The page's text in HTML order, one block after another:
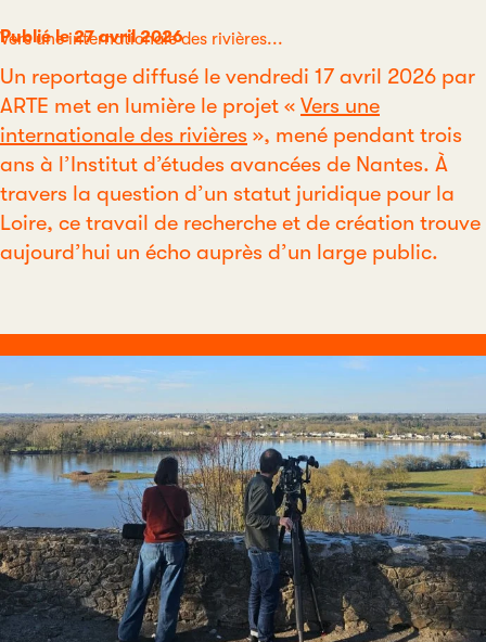
Publié le 27 avril 2026
Catégorie
Vers une internationale des rivières...
Un reportage diffusé le vendredi 17 avril 2026 par
ARTE met en lumière le projet « Vers une
internationale des rivières », mené pendant trois
ans à l’Institut d’études avancées de Nantes. À
travers la question d’un statut juridique pour la
Loire, ce travail de recherche et de création trouve
aujourd’hui un écho auprès d’un large public.